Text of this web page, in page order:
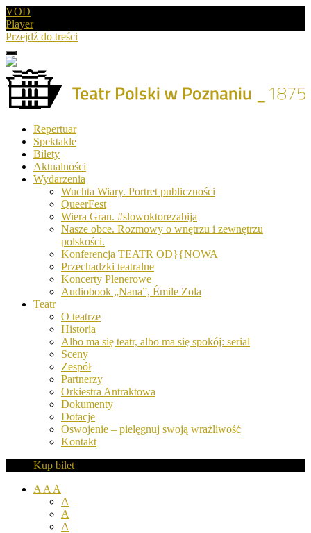
VOD
Player
Przejdź do treści
Menu
Drugie
logo
Teatr
Polski
Poznaniu
Repertuar
Spektakle
Bilety
Aktualności
Wydarzenia
Wuchta Wiary. Portret publiczności
QueerFest
Wiera Gran. #slowoktorezabija
Nasze obce. Rozmowy o wnętrzu i zewnętrzu
polskości.
Konferencja TEATR OD}{NOWA
Przechadzki teatralne
Koncerty Plenerowe
Audiobook „Nana”, Émile Zola
Teatr
O teatrze
Historia
Albo ma się teatr, albo ma się spokój: serial
Sceny
Zespół
Partnerzy
Orkiestra Antraktowa
Dokumenty
Dotacje
Oswojenie – pielęgnuj swoją wrażliwość
Kontakt
Kup bilet
A A A
A
A
A